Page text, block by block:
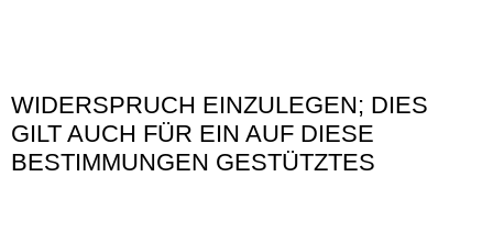
WIDERSPRUCH EINZULEGEN; DIES
GILT AUCH FÜR EIN AUF DIESE
BESTIMMUNGEN GESTÜTZTES